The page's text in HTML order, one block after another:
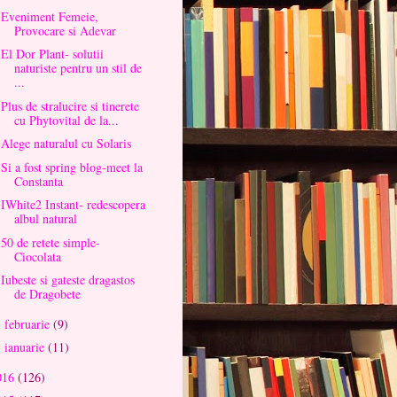
Eveniment Femeie,
Provocare si Adevar
El Dor Plant- solutii
naturiste pentru un stil de
...
Plus de stralucire si tinerete
cu Phytovital de la...
Alege naturalul cu Solaris
Si a fost spring blog-meet la
Constanta
IWhite2 Instant- redescopera
albul natural
50 de retete simple-
Ciocolata
Iubeste si gateste dragastos
de Dragobete
februarie (9)
ianuarie (11)
(126)